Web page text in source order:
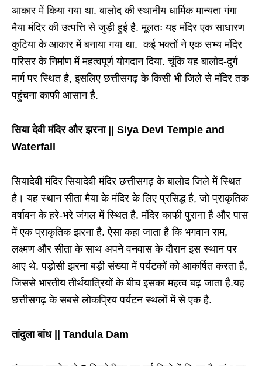
आकार में किया गया था. बालोद की स्थानीय धार्मिक मान्यता गंगा
मैया मंदिर की उत्पत्ति से जुड़ी हुई है. मूलतः यह मंदिर एक साधारण
कुटिया के आकार में बनाया गया था. कई भक्तों ने एक सभ्य मंदिर
परिसर के निर्माण में महत्वपूर्ण योगदान दिया. चूंकि यह बालोद-दुर्ग
मार्ग पर स्थित है, इसलिए छत्तीसगढ़ के किसी भी जिले से मंदिर तक
पहुंचना काफी आसान है.
सिया देवी मंदिर और झरना || Siya Devi Temple and
Waterfall
सियादेवी मंदिर सियादेवी मंदिर छत्तीसगढ़ के बालोद जिले में स्थित
है। यह स्थान सीता मैया के मंदिर के लिए प्रसिद्ध है, जो प्राकृतिक
वर्षावन के हरे-भरे जंगल में स्थित है. मंदिर काफी पुराना है और पास
में एक प्राकृतिक झरना है. ऐसा कहा जाता है कि भगवान राम,
लक्ष्मण और सीता के साथ अपने वनवास के दौरान इस स्थान पर
आए थे. पड़ोसी झरना बड़ी संख्या में पर्यटकों को आकर्षित करता है,
जिससे भारतीय तीर्थयात्रियों के बीच इसका महत्व बढ़ जाता है.यह
छत्तीसगढ़ के सबसे लोकप्रिय पर्यटन स्थलों में से एक है.
तांदुला बांध || Tandula Dam